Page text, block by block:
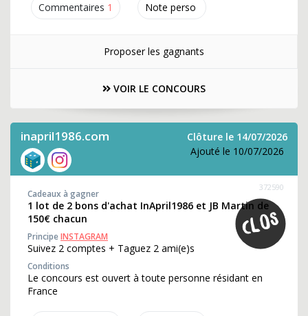
Commentaires 1 Note perso
Proposer les gagnants
VOIR LE CONCOURS
inapril1986.com
Clôture le 14/07/2026
Ajouté le 10/07/2026
372590
Cadeaux à gagner
1 lot de 2 bons d'achat InApril1986 et JB Martin de
150€ chacun
PrincipeINSTAGRAM
Suivez 2 comptes + Taguez 2 ami(e)s
Conditions
Le concours est ouvert à toute personne résidant en
France